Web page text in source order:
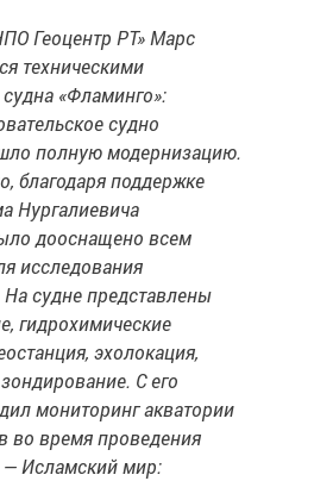
Геоцентр РТ» Марс
техническими
«Фламинго»:
судно
полную модернизацию.
благодаря поддержке
Нургалиевича
дооснащено всем
исследования
судне представлены
гидрохимические
эхолокация,
С его
мониторинг акватории
во время проведения
Исламский мир: